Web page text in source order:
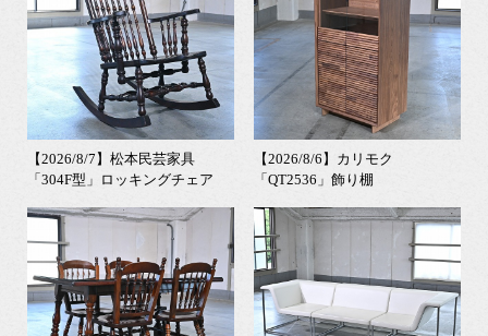
【2026/8/7】松本民芸家具
「304F型」ロッキングチェア
【2026/8/6】カリモク
「QT2536」飾り棚